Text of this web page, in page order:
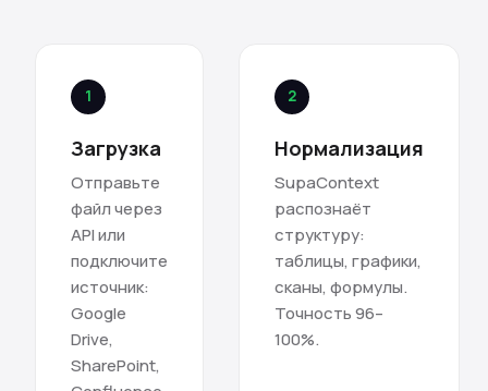
1
Загрузка
Отправьте
файл через
API или
подключите
источник:
Google
Drive,
SharePoint,
2
Нормализация
SupaContext
распознаёт
структуру:
таблицы, графики,
сканы, формулы.
Точность 96–
100%.